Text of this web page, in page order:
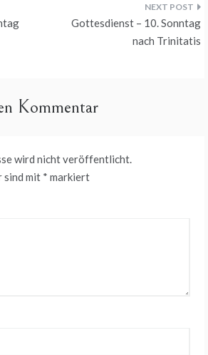
Gottesdienst – 10. Sonntag
nach Trinitatis
Kommentar
wird nicht veröffentlicht.
sind mit * markiert